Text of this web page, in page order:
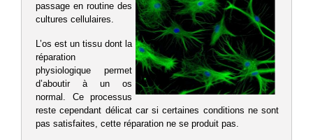
passage en routine des
cultures cellulaires.
L’os est un tissu dont la
réparation
physiologique permet
d’aboutir à un os
normal. Ce processus
reste cependant délicat car si certaines conditions ne sont
pas satisfaites, cette réparation ne se produit pas.